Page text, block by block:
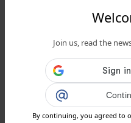
Join us, read the
By continuing, you agreed to